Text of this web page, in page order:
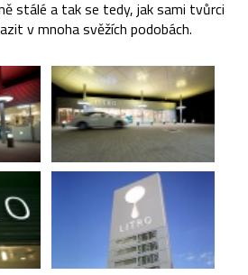
stálé a tak se tedy, jak sami tvůrci
v mnoha svěžích podobách.